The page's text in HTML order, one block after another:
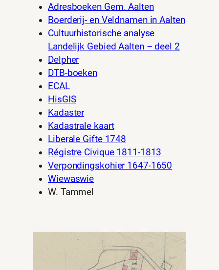
Adresboeken Gem. Aalten
Boerderij- en Veldnamen in Aalten
Cultuurhistorische analyse
Landelijk Gebied Aalten – deel 2
Delpher
DTB-boeken
ECAL
HisGIS
Kadaster
Kadastrale kaart
Liberale Gifte 1748
Régistre Civique 1811-1813
Verpondingskohier 1647-1650
Wiewaswie
W. Tammel